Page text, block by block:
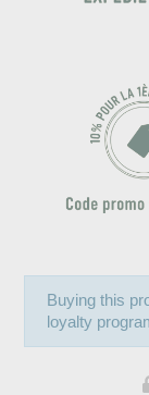
Buying this
loyalty